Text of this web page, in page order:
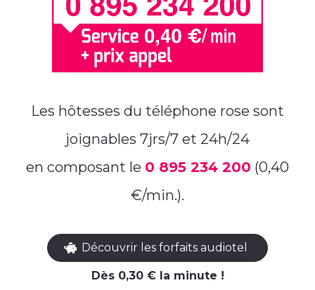
Les hôtesses du téléphone rose sont
joignables 7jrs/7 et 24h/24
en composant le 0 895 234 200 (0,40
€/min.).
Découvrir les forfaits audiotel
Dès 0,30 € la minute !